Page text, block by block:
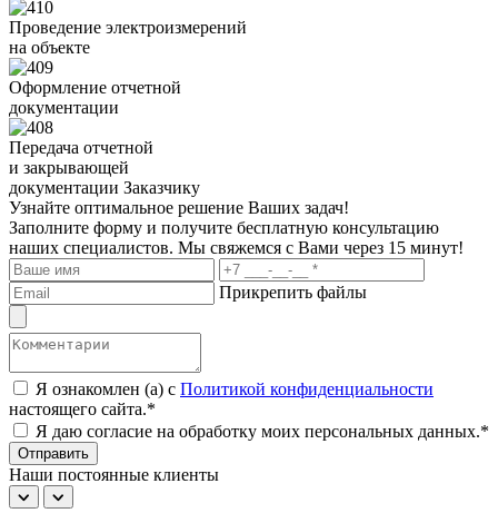
Проведение электроизмерений
на объекте
Оформление отчетной
документации
Передача отчетной
и закрывающей
документации Заказчику
Узнайте оптимальное решение Ваших задач!
Заполните форму и получите бесплатную консультацию
наших специалистов. Мы свяжемся с Вами через 15 минут!
Прикрепить файлы
Я ознакомлен (а) с Политикой конфиденциальности
настоящего сайта.*
Я даю согласие на обработку моих персональных данных.*
Отправить
Наши постоянные клиенты